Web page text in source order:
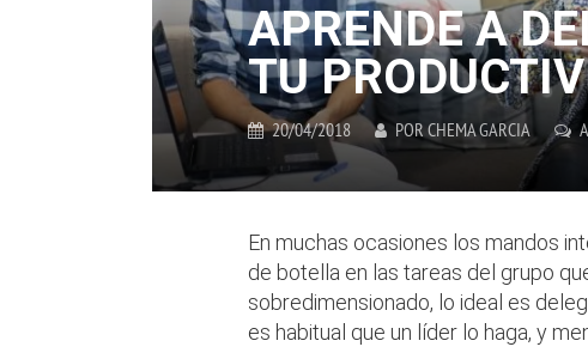
APRENDE A
TU
20/04/2018 POR CHEMA GARCIA
En muchas ocasiones los mandos
de botella en las tareas del grupo
sobredimensionado, lo ideal es
es habitual que un líder lo haga, y